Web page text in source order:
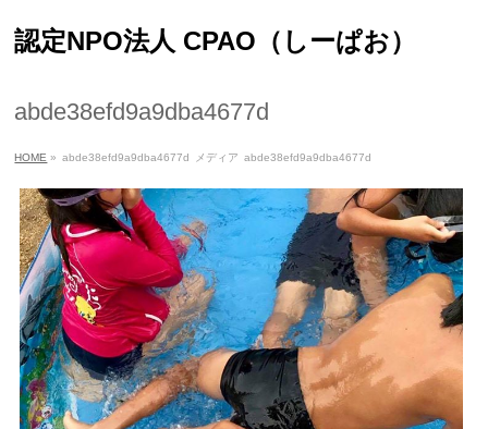
認定NPO法人 CPAO（しーぱお）
abde38efd9a9dba4677d
HOME » abde38efd9a9dba4677d メディア abde38efd9a9dba4677d